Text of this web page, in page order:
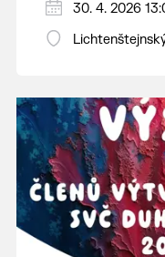
30. 4. 2026